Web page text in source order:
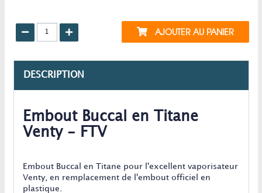
AJOUTER AU PANIER
DESCRIPTION
Embout Buccal en Titane
Venty - FTV
Embout Buccal en Titane pour l'excellent vaporisateur
Venty, en remplacement de l'embout officiel en
plastique.